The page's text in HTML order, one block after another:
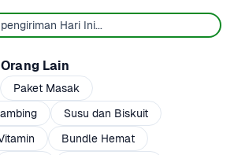
Lain
Paket Masak
Susu dan Biskuit
Bundle Hemat